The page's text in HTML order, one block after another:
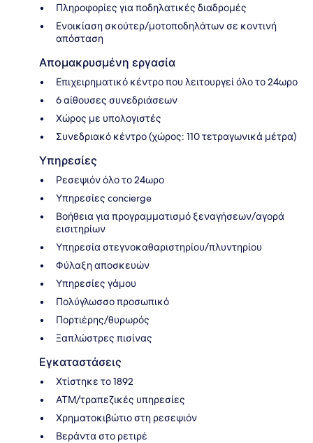
Πληροφορίες για ποδηλατικές διαδρομές
Ενοικίαση σκούτερ/μοτοποδηλάτων σε κοντινή
απόσταση
Απομακρυσμένη εργασία
Επιχειρηματικό κέντρο που λειτουργεί όλο το 24ωρο
6 αίθουσες συνεδριάσεων
Χώρος με υπολογιστές
Συνεδριακό κέντρο (χώρος: 110 τετραγωνικά μέτρα)
Υπηρεσίες
Ρεσεψιόν όλο το 24ωρο
Υπηρεσίες concierge
Βοήθεια για προγραμματισμό ξεναγήσεων/αγορά
εισιτηρίων
Υπηρεσία στεγνοκαθαριστηρίου/πλυντηρίου
Φύλαξη αποσκευών
Υπηρεσίες γάμου
Πολύγλωσσο προσωπικό
Πορτιέρης/θυρωρός
Ξαπλώστρες πισίνας
Εγκαταστάσεις
Χτίστηκε το 1892
ΑΤΜ/τραπεζικές υπηρεσίες
Χρηματοκιβώτιο στη ρεσεψιόν
Βεράντα στο ρετιρέ